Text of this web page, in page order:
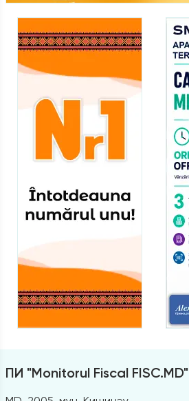
ПИ "Monitorul Fiscal FISC.MD"